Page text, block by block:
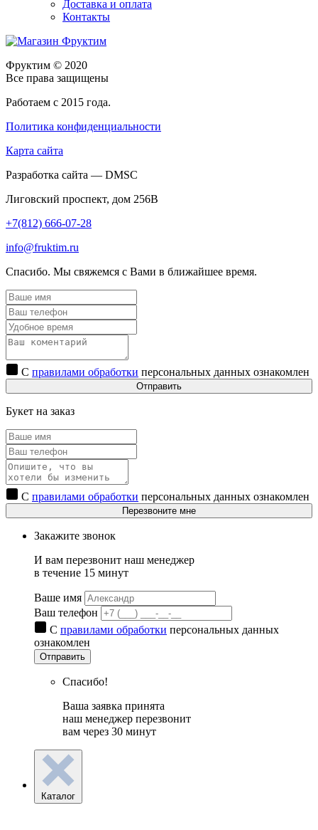
Доставка и оплата
Контакты
Фруктим © 2020
Все права защищены
Работаем с 2015 года.
Политика конфиденциальности
Карта сайта
Разработка сайта — DMSC
Лиговский проспект, дом 256В
+7(812) 666-07-28
info@fruktim.ru
Спасибо. Мы свяжемся с Вами в ближайшее время.
С правилами обработки персональных данных ознакомлен
Отправить
Букет на заказ
С правилами обработки персональных данных ознакомлен
Перезвоните мне
Закажите звонок
И вам перезвонит наш менеджер
в течение 15 минут
Ваше имя
Ваш телефон
С правилами обработки персональных данных
ознакомлен
Отправить
Спасибо!
Ваша заявка принята
наш менеджер перезвонит
вам через 30 минут
Каталог